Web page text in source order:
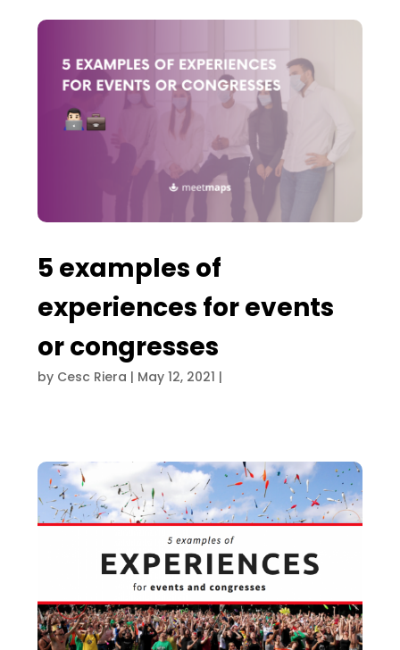
5 examples of
experiences for events
or congresses
by Cesc Riera | May 12, 2021 |